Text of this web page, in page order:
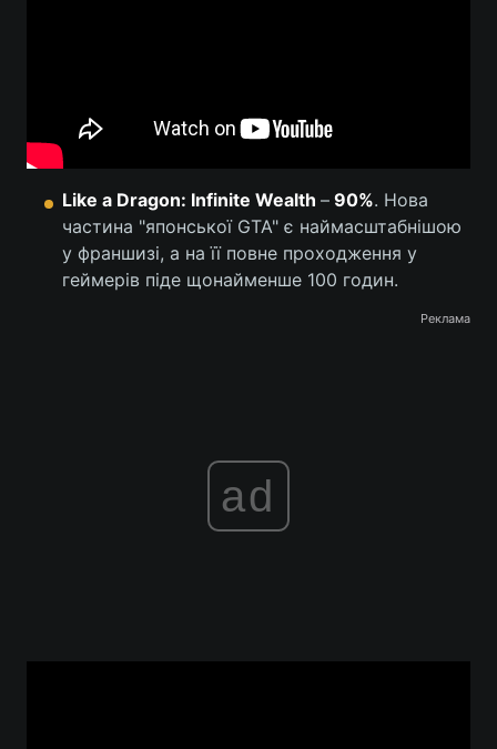
Like a Dragon: Infinite Wealth – 90%. Нова
частина "японської GTA" є наймасштабнішою
у франшизі, а на її повне проходження у
геймерів піде щонайменше 100 годин.
Реклама
ad